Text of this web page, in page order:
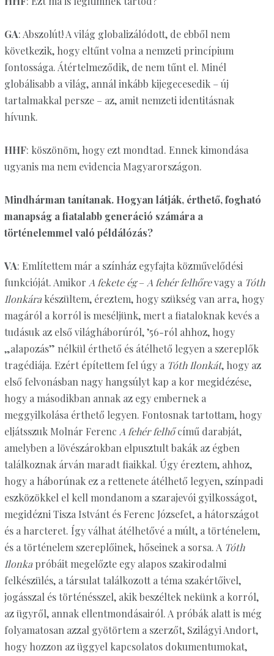
GA: Abszolút! A világ globalizálódott, de ebből nem
következik, hogy eltűnt volna a nemzeti princípium
fontossága. Átértelmeződik, de nem tűnt el. Minél
globálisabb a világ, annál inkább kijegecesedik – új
tartalmakkal persze – az, amit nemzeti identitásnak
hívunk.
HHF: köszönöm, hogy ezt mondtad. Ennek kimondása
ugyanis ma nem evidencia Magyarországon.
Mindhárman tanítanak. Hogyan látják, érthető, fogható
manapság a fiatalabb generáció számára a
történelemmel való példálózás?
VA: Említettem már a színház egyfajta közművelődési
funkcióját. Amikor A fekete ég– A fehér felhőrevagy a Tóth
Ilonkárakészültem, éreztem, hogy szükség van arra, hogy
magáról a korról is meséljünk, mert a fiataloknak kevés a
tudásuk az első világháborúról, ’56-ról ahhoz, hogy
„alapozás” nélkül érthető és átélhető legyen a szereplők
tragédiája. Ezért építettem fel úgy a Tóth Ilonkát, hogy az
első felvonásban nagy hangsúlyt kap a kor megidézése,
hogy a másodikban annak az egy embernek a
meggyilkolása érthető legyen. Fontosnak tartottam, hogy
eljátsszuk Molnár Ferenc A fehér felhőcímű darabját,
amelyben a lövészárokban elpusztult bakák az égben
találkoznak árván maradt fiaikkal. Úgy éreztem, ahhoz,
hogy a háborúnak ez a rettenete átélhető legyen, színpadi
eszközökkel el kell mondanom a szarajevói gyilkosságot,
megidézni Tisza Istvánt és Ferenc Józsefet, a hátországot
és a harcteret. Így válhat átélhetővé a múlt, a történelem,
és a történelem szereplőinek, hőseinek a sorsa. A Tóth
Ilonkapróbáit megelőzte egy alapos szakirodalmi
felkészülés, a társulat találkozott a téma szakértőivel,
jogásszal és történésszel, akik beszéltek nekünk a korról,
az ügyről, annak ellentmondásairól. A próbák alatt is még
folyamatosan azzal gyötörtem a szerzőt, Szilágyi Andort,
hogy hozzon az üggyel kapcsolatos dokumentumokat,